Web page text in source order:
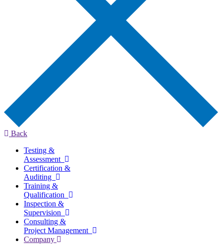
Back
Testing &
Assessment
Certification &
Auditing
Training &
Qualification
Inspection &
Supervision
Consulting &
Project Management
Company